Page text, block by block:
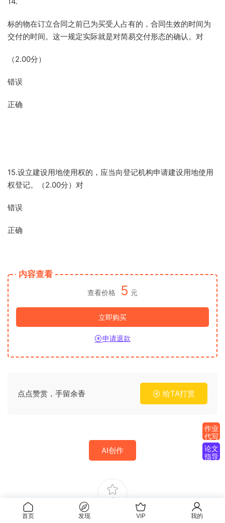
标的物在订立合同之前已为买受人占有的，合同生效的时间为
交付的时间。这一规定实际就是对简易交付形态的确认。对
（2.00分）
错误
正确
15.设立建设用地使用权的，应当向登记机构申请建设用地使用
权登记。（2.00分）对
错误
正确
内容查看
查看价格 5 元
立即购买
申请退款
点点赞赏，手留余香 给TA打赏
AI创作
0
作业
代写
论文
指导
首页 发现 VIP 我的